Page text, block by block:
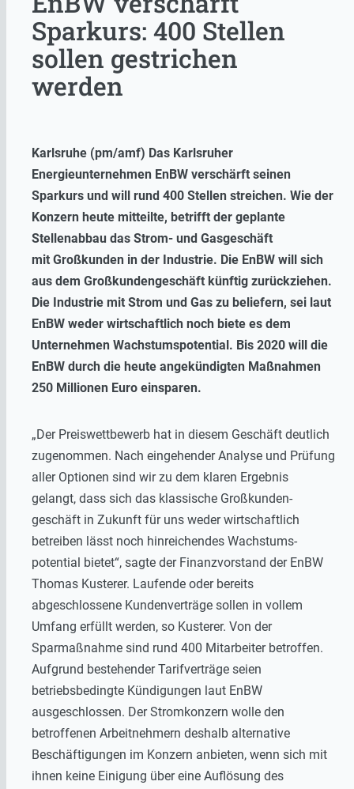
Sparkurs: 400 Stellen
sollen gestrichen
werden
Karlsruhe (pm/amf) Das Karlsruher
Energieunternehmen EnBW verschärft seinen
Sparkurs und will rund 400 Stellen streichen. Wie der
Konzern heute mitteilte, betrifft der geplante
Stellenabbau das Strom- und Gasgeschäft
mit Großkunden in der Industrie. Die EnBW will sich
aus dem Großkundengeschäft künftig zurückziehen.
Die Industrie mit Strom und Gas zu beliefern, sei laut
EnBW weder wirtschaftlich noch biete es dem
Unternehmen Wachstumspotential. Bis 2020 will die
EnBW durch die heute angekündigten Maßnahmen
250 Millionen Euro einsparen.
„Der Preiswettbewerb hat in diesem Geschäft deutlich
zugenommen. Nach eingehender Analyse und Prüfung
aller Optionen sind wir zu dem klaren Ergebnis
gelangt, dass sich das klassische Großkunden­
geschäft in Zukunft für uns weder wirtschaftlich
betreiben lässt noch hinreichendes Wachstums­
potential bietet“, sagte der Finanzvorstand der EnBW
Thomas Kusterer. Laufende oder bereits
abgeschlossene Kundenverträge sollen in vollem
Umfang erfüllt werden, so Kusterer. Von der
Sparmaßnahme sind rund 400 Mitarbeiter betroffen.
Aufgrund bestehender Tarifverträge seien
betriebsbedingte Kündigungen laut EnBW
ausgeschlossen. Der Stromkonzern wolle den
betroffenen Arbeitnehmern deshalb alternative
Beschäftigungen im Konzern anbieten, wenn sich mit
ihnen keine Einigung über eine Auflösung des